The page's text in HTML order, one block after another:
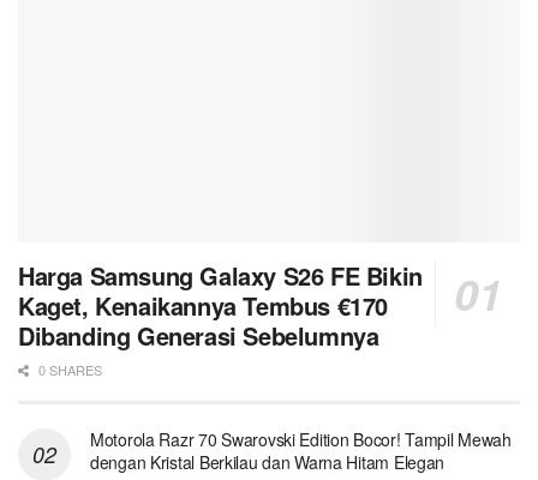
Harga Samsung Galaxy S26 FE Bikin
Kaget, Kenaikannya Tembus €170
Dibanding Generasi Sebelumnya
0 SHARES
Motorola Razr 70 Swarovski Edition Bocor! Tampil Mewah
dengan Kristal Berkilau dan Warna Hitam Elegan